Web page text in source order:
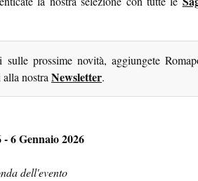
sulle prossime novità, aggiungete
nostraNewsletter.
6 Gennaio 2026
dell'evento